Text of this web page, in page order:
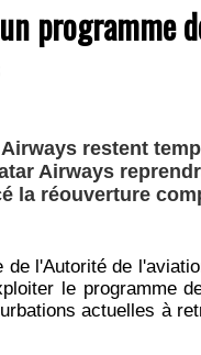
programme
restent
Airways
la réouverture
de l'Autorité de
le programme
actuelles à